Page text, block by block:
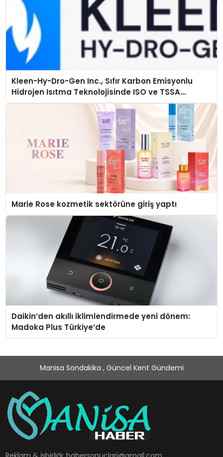
Kleen-Hy-Dro-Gen Inc., Sıfır Karbon Emisyonlu
Hidrojen Isıtma Teknolojisinde ISO ve TSSA
Düzenleyici Onaylarını Aldı
Marie Rose kozmetik sektörüne giriş yaptı
Daikin’den akıllı iklimlendirmede yeni dönem:
Madoka Plus Türkiye’de
Manisa Sondakika , Güncel Kent Gündemi